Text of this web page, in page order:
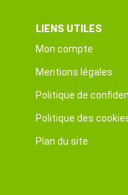
LIENS UTILES
Mon compte
Mentions légales
Politique de
Politique des
Plan du site